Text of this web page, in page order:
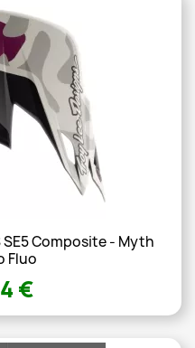
SE5 Composite - Myth
Fluo
€